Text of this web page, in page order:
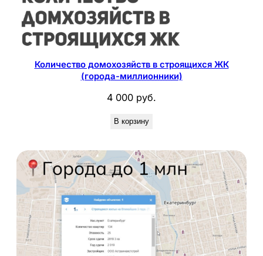
Количество домохозяйств в строящихся ЖК
(города-миллионники)
4 000 руб.
В корзину